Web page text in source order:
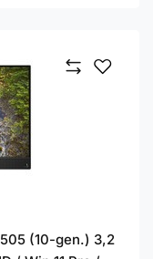
(10-gen.) 3,2